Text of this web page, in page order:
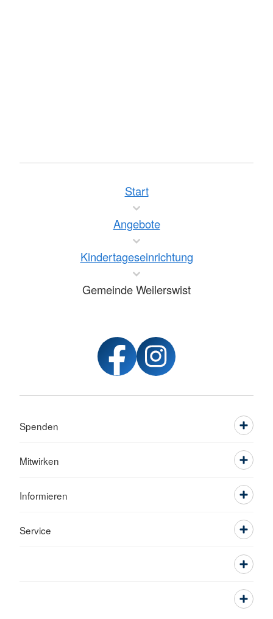
Start
Angebote
Kindertageseinrichtung
Gemeinde Weilerswist
Spenden
Mitwirken
Informieren
Service